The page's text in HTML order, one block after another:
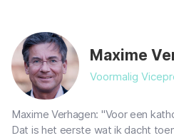
Maxime
Voormalig
Maxime Verhagen: "Voor een
Dat is het eerste wat ik dacht